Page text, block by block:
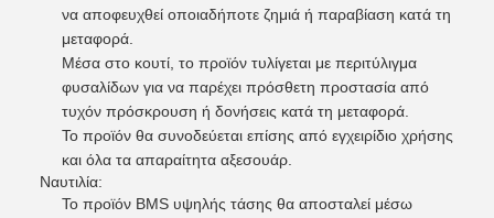
να αποφευχθεί οποιαδήποτε ζημιά ή παραβίαση κατά τη
μεταφορά.
Μέσα στο κουτί, το προϊόν τυλίγεται με περιτύλιγμα
φυσαλίδων για να παρέχει πρόσθετη προστασία από
τυχόν πρόσκρουση ή δονήσεις κατά τη μεταφορά.
Το προϊόν θα συνοδεύεται επίσης από εγχειρίδιο χρήσης
και όλα τα απαραίτητα αξεσουάρ.
Ναυτιλία:
Το προϊόν BMS υψηλής τάσης θα αποσταλεί μέσω